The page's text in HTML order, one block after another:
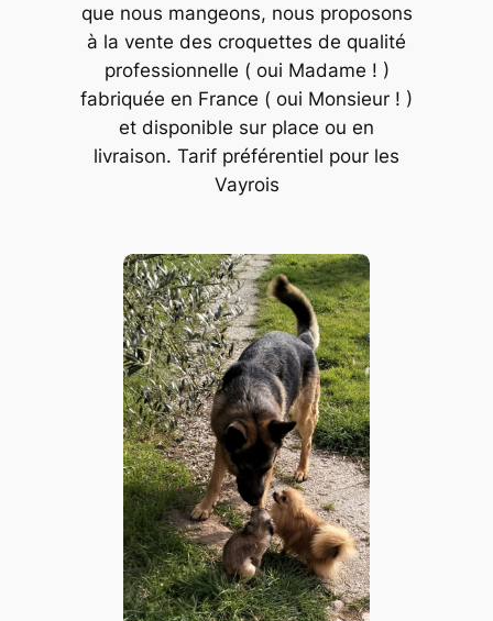
que nous mangeons, nous proposons
à la vente des croquettes de qualité
professionnelle ( oui Madame ! )
fabriquée en France ( oui Monsieur ! )
et disponible sur place ou en
livraison. Tarif préférentiel pour les
Vayrois